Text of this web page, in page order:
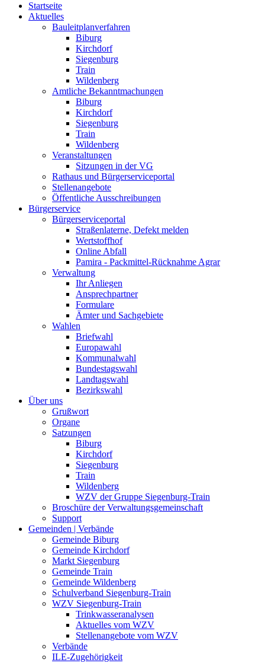
Startseite
Aktuelles
Bauleitplanverfahren
Biburg
Kirchdorf
Siegenburg
Train
Wildenberg
Amtliche Bekanntmachungen
Biburg
Kirchdorf
Siegenburg
Train
Wildenberg
Veranstaltungen
Sitzungen in der VG
Rathaus und Bürgerserviceportal
Stellenangebote
Öffentliche Ausschreibungen
Bürgerservice
Bürgerserviceportal
Straßenlaterne, Defekt melden
Wertstoffhof
Online Abfall
Pamira - Packmittel-Rücknahme Agrar
Verwaltung
Ihr Anliegen
Ansprechpartner
Formulare
Ämter und Sachgebiete
Wahlen
Briefwahl
Europawahl
Kommunalwahl
Bundestagswahl
Landtagswahl
Bezirkswahl
Über uns
Grußwort
Organe
Satzungen
Biburg
Kirchdorf
Siegenburg
Train
Wildenberg
WZV der Gruppe Siegenburg-Train
Broschüre der Verwaltungsgemeinschaft
Support
Gemeinden | Verbände
Gemeinde Biburg
Gemeinde Kirchdorf
Markt Siegenburg
Gemeinde Train
Gemeinde Wildenberg
Schulverband Siegenburg-Train
WZV Siegenburg-Train
Trinkwasseranalysen
Aktuelles vom WZV
Stellenangebote vom WZV
Verbände
ILE-Zugehörigkeit